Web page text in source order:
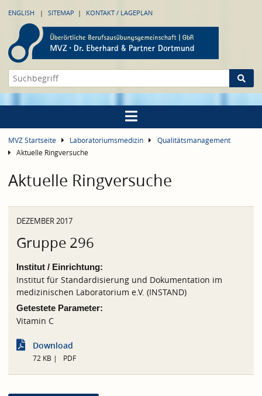
ENGLISH SITEMAP KONTAKT / LAGEPLAN
MVZ Startseite Laboratoriumsmedizin
Qualitätsmanagement
Aktuelle Ringversuche
Aktuelle Ringversuche
DEZEMBER 2017
Gruppe 296
Institut / Einrichtung:
Institut für Standardisierung und Dokumentation im
medizinischen Laboratorium e.V. (INSTAND)
Getestete Parameter:
Vitamin C
Download
72 KB PDF